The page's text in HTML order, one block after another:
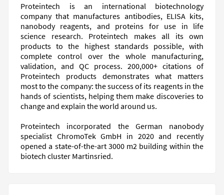
Proteintech is an international biotechnology
company that manufactures antibodies, ELISA kits,
nanobody reagents, and proteins for use in life
science research. Proteintech makes all its own
products to the highest standards possible, with
complete control over the whole manufacturing,
validation, and QC process. 200,000+ citations of
Proteintech products demonstrates what matters
most to the company: the success of its reagents in the
hands of scientists, helping them make discoveries to
change and explain the world around us.
Proteintech incorporated the German nanobody
specialist ChromoTek GmbH in 2020 and recently
opened a state-of-the-art 3000 m2 building within the
biotech cluster Martinsried.